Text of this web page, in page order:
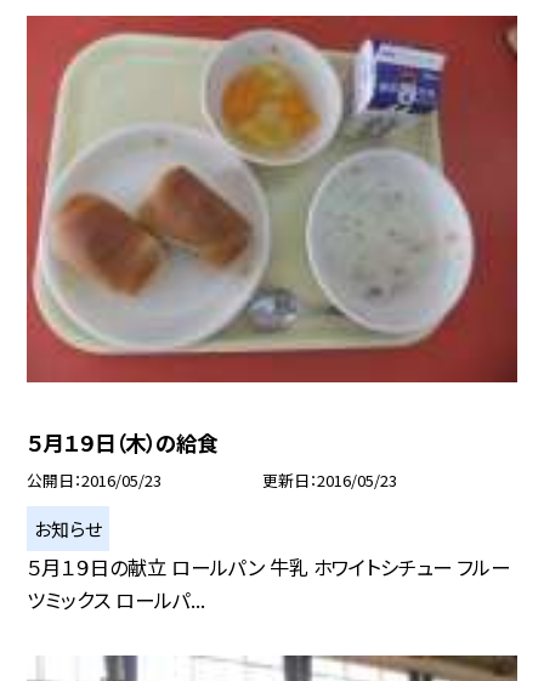
５月１９日（木）の給食
公開日 2016/05/23 更新日 2016/05/23
お知らせ
５月１９日の献立 ロールパン 牛乳 ホワイトシチュー フルー
ツミックス ロールパ...